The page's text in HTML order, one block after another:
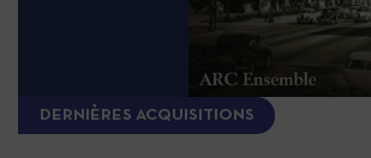
DERNIÈRES ACQUISITIONS